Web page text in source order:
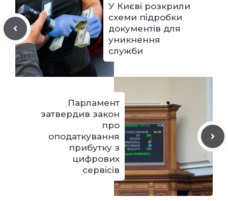
У Києві розкрили
схеми підробки
документів для
уникнення
служби
Парламент
затвердив закон
про
оподаткування
прибутку з
цифрових
сервісів